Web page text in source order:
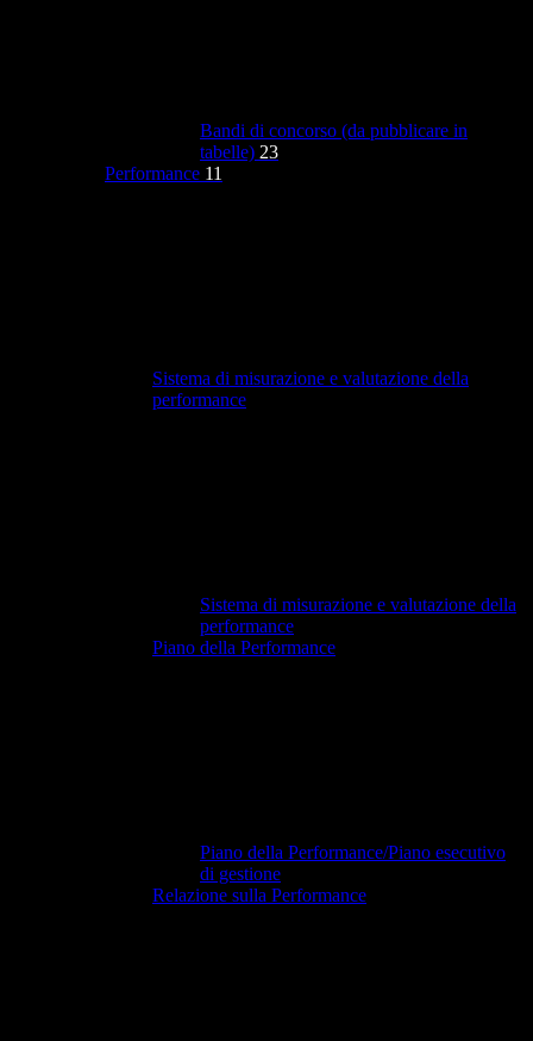
Bandi di concorso (da pubblicare in
tabelle) 23
Performance 11
Sistema di misurazione e valutazione della
performance
Sistema di misurazione e valutazione della
performance
Piano della Performance
Piano della Performance/Piano esecutivo
di gestione
Relazione sulla Performance